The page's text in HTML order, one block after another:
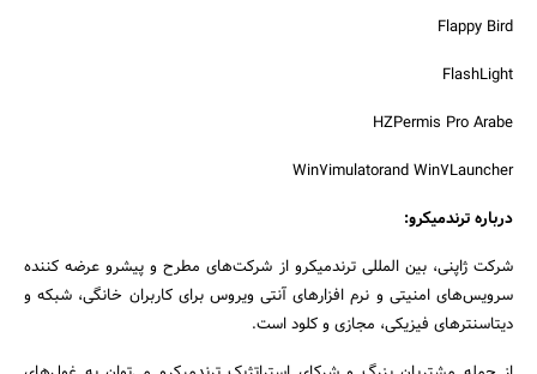
Flappy Bird
FlashLight
HZPermis Pro Arabe
Win7imulatorand Win7Launcher
درباره ترندمیکرو:
شرکت ژاپنی، بین المللی ترندمیکرو از شرکت‌های مطرح و پیشرو عرضه کننده
سرویس‌های امنیتی و نرم افزارهای آنتی ویروس برای کاربران خانگی، شبکه و
دیتاسنترهای فیزیکی، مجازی و کلود است.